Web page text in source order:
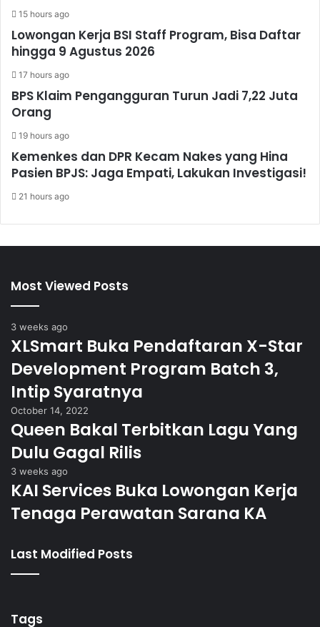
15 hours ago
Lowongan Kerja BSI Staff Program, Bisa Daftar
hingga 9 Agustus 2026
17 hours ago
BPS Klaim Pengangguran Turun Jadi 7,22 Juta
Orang
19 hours ago
Kemenkes dan DPR Kecam Nakes yang Hina
Pasien BPJS: Jaga Empati, Lakukan Investigasi!
21 hours ago
Most Viewed Posts
3 weeks ago
XLSmart Buka Pendaftaran X-Star
Development Program Batch 3,
Intip Syaratnya
October 14, 2022
Queen Bakal Terbitkan Lagu Yang
Dulu Gagal Rilis
3 weeks ago
KAI Services Buka Lowongan Kerja
Tenaga Perawatan Sarana KA
Last Modified Posts
Tags